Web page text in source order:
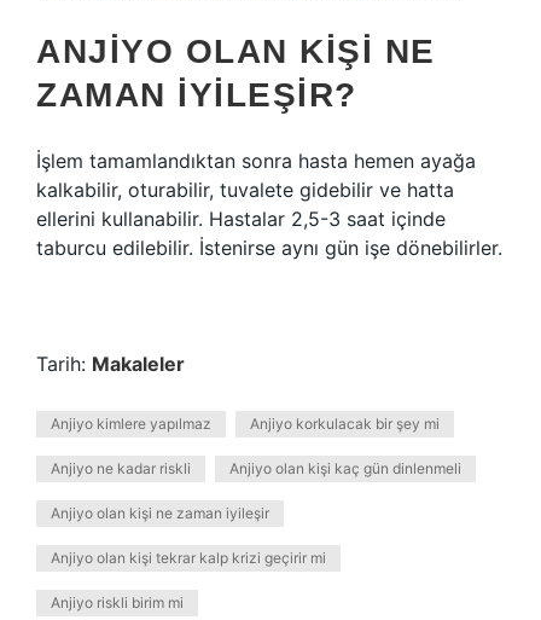
ANJIYO OLAN KIŞI NE
ZAMAN IYILEŞIR?
İşlem tamamlandıktan sonra hasta hemen ayağa
kalkabilir, oturabilir, tuvalete gidebilir ve hatta
ellerini kullanabilir. Hastalar 2,5-3 saat içinde
taburcu edilebilir. İstenirse aynı gün işe dönebilirler.
Tarih: Makaleler
Anjiyo kimlere yapılmaz Anjiyo korkulacak bir şey mi
Anjiyo ne kadar riskli Anjiyo olan kişi kaç gün dinlenmeli
Anjiyo olan kişi ne zaman iyileşir
Anjiyo olan kişi tekrar kalp krizi geçirir mi
Anjiyo riskli birim mi